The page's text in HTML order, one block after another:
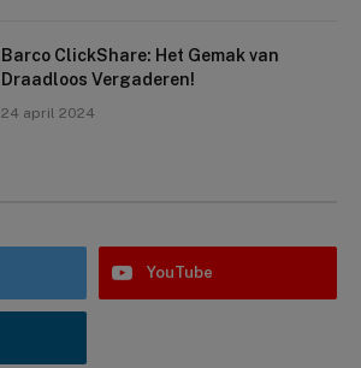
Barco ClickShare: Het Gemak van
Draadloos Vergaderen!
24 april 2024
YouTube